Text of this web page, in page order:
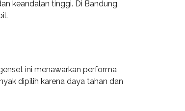
keandalan tinggi. Di Bandung,
ini menawarkan performa
dipilih karena daya tahan dan